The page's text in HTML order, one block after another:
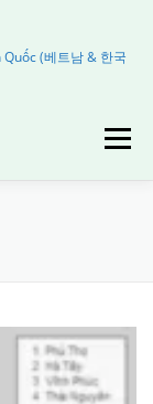
(베트남 & 한국
메뉴